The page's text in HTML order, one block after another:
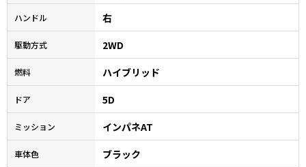
ハンドル 右
駆動方式 2WD
燃料 ハイブリッド
ドア 5D
ミッション インパネAT
車体色 ブラック